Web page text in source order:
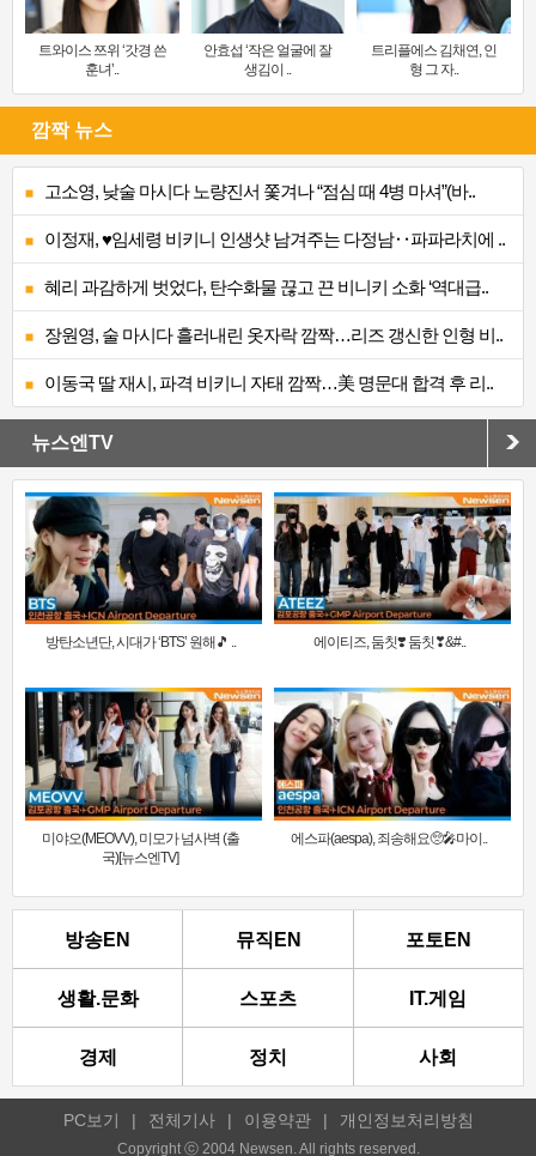
트와이스 쯔위 ‘갓경 쓴
훈녀’..
안효섭 ‘작은 얼굴에 잘
생김이 ..
트리플에스 김채연, 인
형 그 자..
깜짝 뉴스
고소영, 낮술 마시다 노량진서 쫓겨나 “점심 때 4병 마셔”(바..
이정재, ♥임세령 비키니 인생샷 남겨주는 다정남‥파파라치에 ..
혜리 과감하게 벗었다, 탄수화물 끊고 끈 비니키 소화 ‘역대급..
장원영, 술 마시다 흘러내린 옷자락 깜짝…리즈 갱신한 인형 비..
이동국 딸 재시, 파격 비키니 자태 깜짝…美 명문대 합격 후 리..
뉴스엔TV
방탄소년단, 시대가 ‘BTS’ 원해🎵 .. 에이티즈, 둠칫❣️ 둠칫❣&#..
미야오(MEOVV), 미모가 넘사벽 (출
국)[뉴스엔TV]
에스파(aespa), 죄송해요🥺🎤마이..
방송EN 뮤직EN 포토EN
생활.문화 스포츠 IT.게임
경제 정치 사회
PC보기 | 전체기사 | 이용약관 | 개인정보처리방침
Copyright ⓒ 2004 Newsen. All rights reserved.